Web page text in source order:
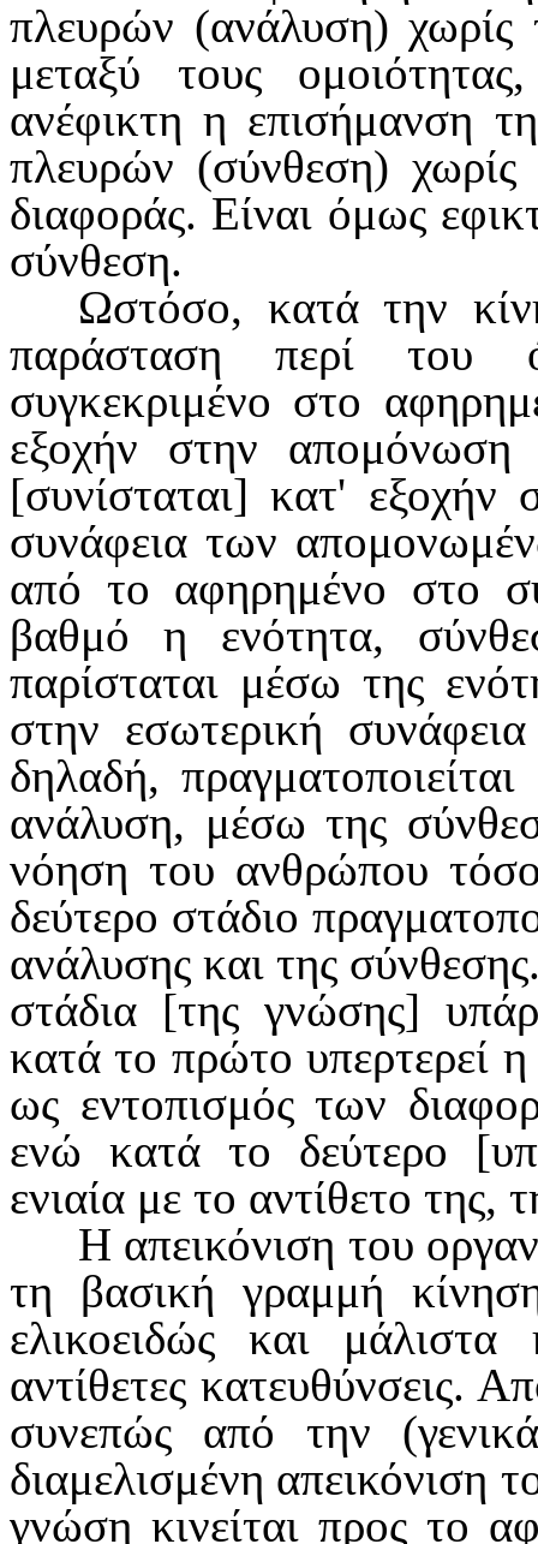
πλευρών (ανάλυση) χωρίς
μεταξύ τους
ανέφικτη η επισήμανση
πλευρών (σύνθεση) χωρίς
διαφοράς. Είναι όμως
σύν­θεση.
Ωστόσο, κατά την
παράσταση περί του
συγκεκριμένο στο
εξοχήν στην
[συνίσταται] κατ' εξοχήν
συνάφεια των
από το αφηρημένο στο
βαθμό η ενότη­τα,
παρίσταται μέσω της
στην εσωτερική
δηλαδή, πραγμα­
ανάλυση, μέσω της
νόηση του ανθρώπου
δεύτερο στάδιο
ανάλυσης και της
στάδια [της γνώσης]
κατά το πρώτο υπερτερεί
ως εντοπισμός των
ενώ κατά το δεύτερο
ενιαία με το αντίθετο της,
Η απεικόνιση του
τη βασική γραμμή
ελικοειδώς και
αντίθετες κατευθύν­σεις.
συνεπώς από την
διαμελισμένη απεικόνιση
γνώση κινείται προς το